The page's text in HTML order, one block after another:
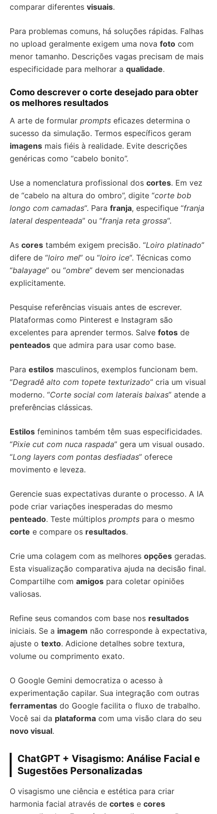
comparar diferentes visuais.
Para problemas comuns, há soluções rápidas. Falhas
no upload geralmente exigem uma nova foto com
menor tamanho. Descrições vagas precisam de mais
especificidade para melhorar a qualidade.
Como descrever o corte desejado para obter
os melhores resultados
A arte de formular prompts eficazes determina o
sucesso da simulação. Termos específicos geram
imagens mais fiéis à realidade. Evite descrições
genéricas como “cabelo bonito”.
Use a nomenclatura profissional dos cortes. Em vez
de “cabelo na altura do ombro”, digite “corte bob
longo com camadas“. Para franja, especifique “franja
lateral despenteada” ou “franja reta grossa“.
As cores também exigem precisão. “Loiro platinado”
difere de “loiro mel” ou “loiro ice“. Técnicas como
“balayage” ou “ombre” devem ser mencionadas
explicitamente.
Pesquise referências visuais antes de escrever.
Plataformas como Pinterest e Instagram são
excelentes para aprender termos. Salve fotos de
penteados que admira para usar como base.
Para estilos masculinos, exemplos funcionam bem.
“Degradê alto com topete texturizado” cria um visual
moderno. “Corte social com laterais baixas” atende a
preferências clássicas.
Estilos femininos também têm suas especificidades.
“Pixie cut com nuca raspada” gera um visual ousado.
“Long layers com pontas desfiadas” oferece
movimento e leveza.
Gerencie suas expectativas durante o processo. A IA
pode criar variações inesperadas do mesmo
penteado. Teste múltiplos prompts para o mesmo
corte e compare os resultados.
Crie uma colagem com as melhores opções geradas.
Esta visualização comparativa ajuda na decisão final.
Compartilhe com amigos para coletar opiniões
valiosas.
Refine seus comandos com base nos resultados
iniciais. Se a imagem não corresponde à expectativa,
ajuste o texto. Adicione detalhes sobre textura,
volume ou comprimento exato.
O Google Gemini democratiza o acesso à
experimentação capilar. Sua integração com outras
ferramentas do Google facilita o fluxo de trabalho.
Você sai da plataforma com uma visão clara do seu
novo visual.
ChatGPT + Visagismo: Análise Facial e
Sugestões Personalizadas
O visagismo une ciência e estética para criar
harmonia facial através de cortes e cores